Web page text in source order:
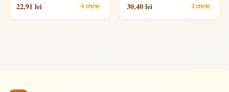
22,91 lei 4 oferte 30,40 lei 3 oferte